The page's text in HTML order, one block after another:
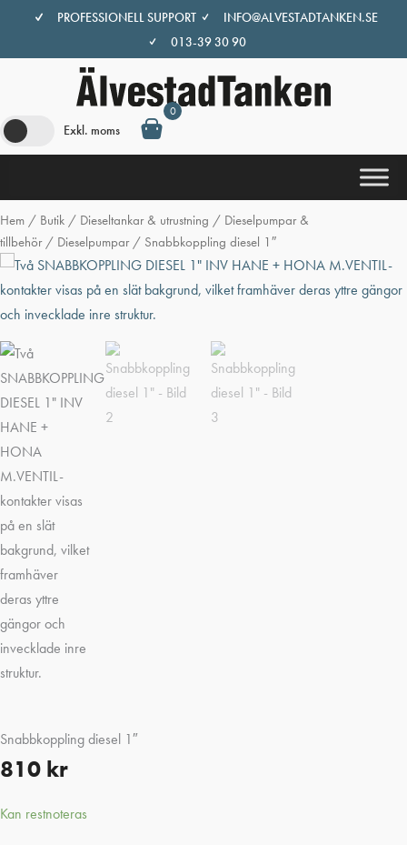
innehåll
PROFESSIONELL SUPPORT
INFO@ALVESTADTANKEN.SE
013-39 30 90
Exkl. moms
0
Hem / Butik / Dieseltankar & utrustning / Dieselpumpar &
tillbehör/ Dieselpumpar/ Snabbkoppling diesel 1″
Snabbkoppling diesel 1″
810 kr
Kan restnoteras